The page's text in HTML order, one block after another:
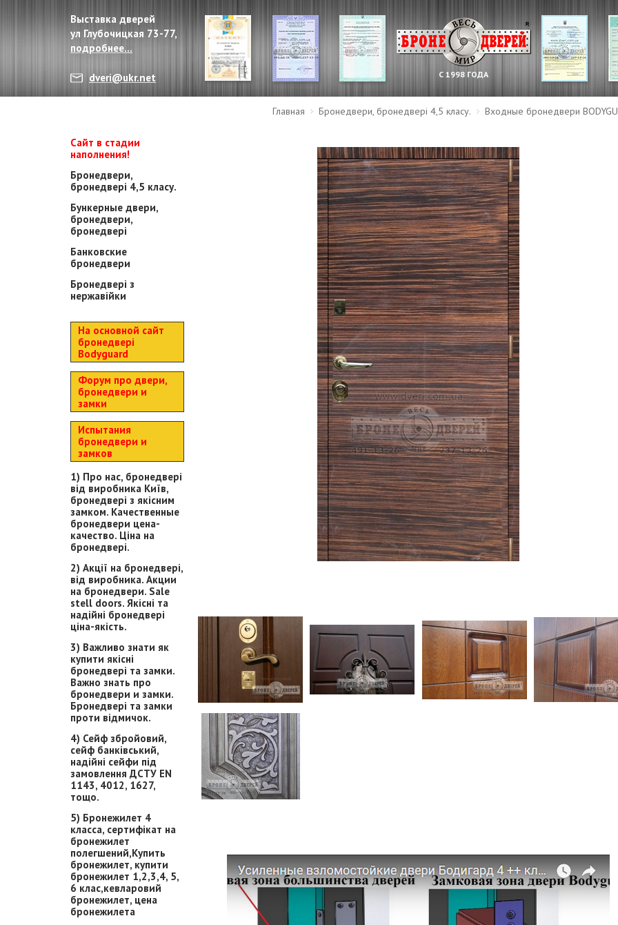
Выставка дверей
ул Глубочицкая 73-77,
подробнее...
dveri@ukr.net С 1998 ГОДА
Главная Бронедвери, бронедвері 4,5 класу. Входные бронедвери
Сайт в стадии
наполнения!
Бронедвери,
бронедвері 4,5 класу.
Бункерные двери,
бронедвери,
бронедвері
Банковские
бронедвери
Бронедвері з
нержавійки
На основной сайт
бронедвері
Bodyguard
Форум про двери,
бронедвери и
замки
Испытания
бронедвери и
замков
1) Про нас, бронедвері
від виробника Київ,
бронедвері з якісним
замком. Качественные
бронедвери цена-
качество. Ціна на
бронедвері.
2) Акції на бронедвері,
від виробника. Акции
на бронедвери. Sale
stell doors. Якісні та
надійні бронедвері
ціна-якість.
3) Важливо знати як
купити якісні
бронедвері та замки.
Важно знать про
бронедвери и замки.
Бронедвері та замки
проти відмичок.
4) Сейф збройовий,
сейф банківський,
надійні сейфи під
замовлення ДСТУ EN
1143, 4012, 1627,
тощо.
5) Бронежилет 4
класса, сертифікат на
бронежилет
полегшений,Купить
бронежилет, купити
бронежилет 1,2,3,4, 5,
6 клас,кевларовий
бронежилет, цена
бронежилета